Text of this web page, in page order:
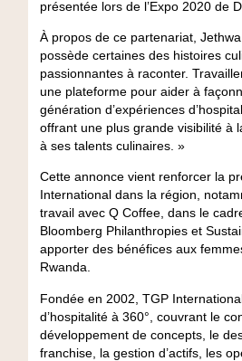
présentée lors de l’Expo 2020 de
À propos de ce partenariat,
possède certaines des histoires
passionnantes à raconter.
une plateforme pour aider à
génération d’expériences
offrant une plus grande visibilité à
à ses talents culinaires. »
Cette annonce vient renforcer la
International dans la région,
travail avec Q Coffee, dans le
Bloomberg Philanthropies et
apporter des bénéfices aux
Rwanda.
Fondée en 2002, TGP
d’hospitalité à 360°, couvrant le
développement de concepts, le
franchise, la gestion d’actifs, les